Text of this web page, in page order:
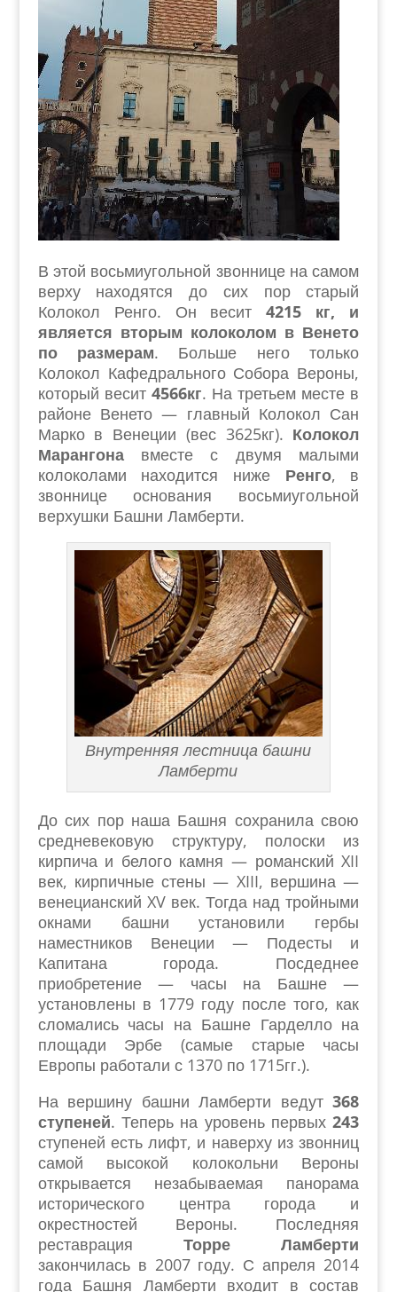
В этой восьмиугольной звоннице на самом
верху находятся до сих пор старый
Колокол Ренго. Он весит4215 кг, и
является вторым колоколом в Венето
по размерам. Больше него только
Колокол Кафедрального Собора Вероны,
который весит 4566кг. На третьем месте в
районе Венето — главный Колокол Сан
Марко в Венеции (вес 3625кг). Колокол
Марангонавместе с двумя малыми
колоколами находится ниже Ренго, в
звоннице основания восьмиугольной
верхушки Башни Ламберти.
Внутренняя лестница башни
Ламберти
До сих пор наша Башня сохранила свою
средневековую структуру, полоски из
кирпича и белого камня — романский XII
век, кирпичные стены — XIII, вершина —
венецианский XV век. Тогда над тройными
окнами башни установили гербы
наместников Венеции — Подесты и
Капитана города. Посдеднее
приобретение — часы на Башне —
установлены в 1779 году после того, как
сломались часы на Башне Гарделло на
площади Эрбе (самые старые часы
Европы работали с 1370 по 1715гг.).
На вершину башни Ламберти ведут368
ступеней. Теперь на уровень первых243
ступеней есть лифт, и наверху из звонниц
самой высокой колокольни Вероны
открывается незабываемая панорама
исторического центра города и
окрестностей Вероны. Последняя
реставрация Торре Ламберти
закончилась в 2007 году. С апреля 2014
года Башня Ламберти входит в состав